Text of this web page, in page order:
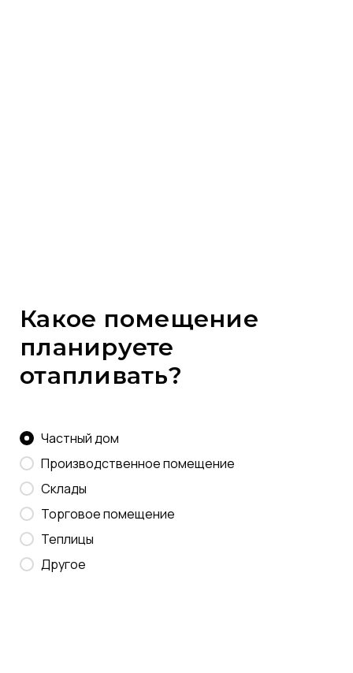
Какое помещение
планируете
отапливать?
Частный дом
Производственное помещение
Склады
Торговое помещение
Теплицы
Другое